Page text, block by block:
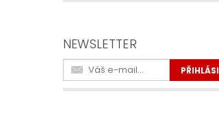
NEWSLETTER